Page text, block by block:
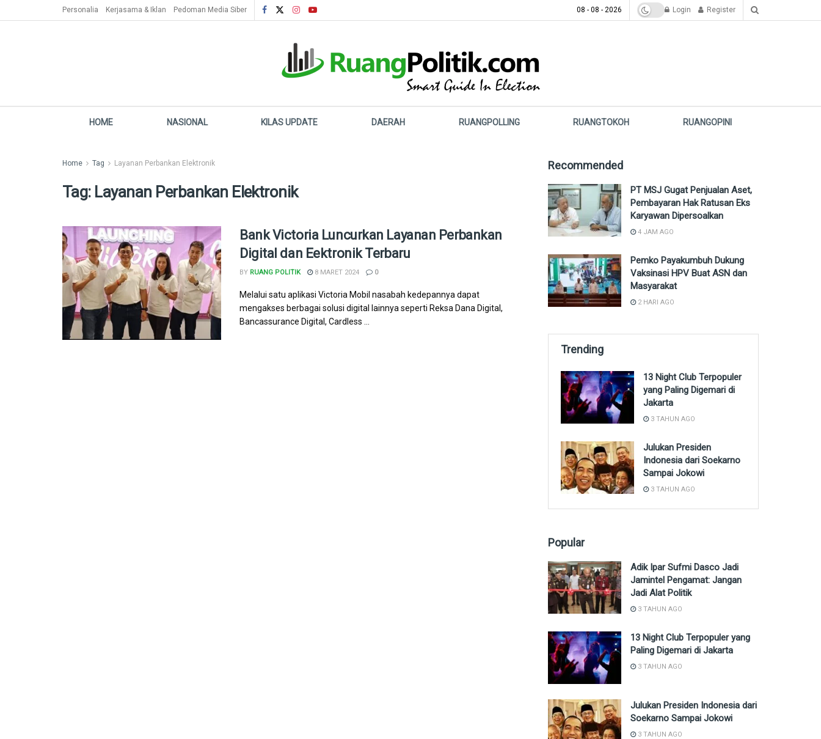
Personalia Kerjasama & Iklan Pedoman Media Siber 08 - 08 - 2026 Login Register
HOME NASIONAL KILAS UPDATE DAERAH RUANGPOLLING RUANGTOKOH RUANGOPINI
Home Tag Layanan Perbankan Elektronik
Tag: Layanan Perbankan Elektronik
Bank Victoria Luncurkan Layanan Perbankan
Digital dan Eektronik Terbaru
BY RUANG POLITIK 8 MARET 2024 0
Melalui satu aplikasi Victoria Mobil nasabah kedepannya dapat
mengakses berbagai solusi digital lainnya seperti Reksa Dana Digital,
Bancassurance Digital, Cardless ...
Recommended
PT MSJ Gugat Penjualan Aset,
Pembayaran Hak Ratusan Eks
Karyawan Dipersoalkan
4 JAM AGO
Pemko Payakumbuh Dukung
Vaksinasi HPV Buat ASN dan
Masyarakat
2 HARI AGO
Trending
13 Night Club Terpopuler
yang Paling Digemari di
Jakarta
3 TAHUN AGO
Julukan Presiden
Indonesia dari Soekarno
Sampai Jokowi
3 TAHUN AGO
Popular
Adik Ipar Sufmi Dasco Jadi
Jamintel Pengamat: Jangan
Jadi Alat Politik
3 TAHUN AGO
13 Night Club Terpopuler yang
Paling Digemari di Jakarta
3 TAHUN AGO
Julukan Presiden Indonesia dari
Soekarno Sampai Jokowi
3 TAHUN AGO